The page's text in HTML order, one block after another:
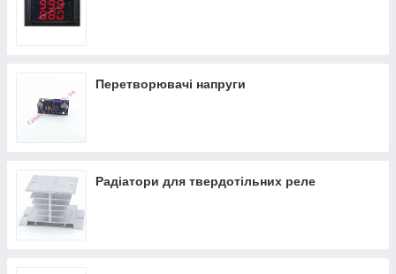
Перетворювачі напруги
Радіатори для твердотільних реле